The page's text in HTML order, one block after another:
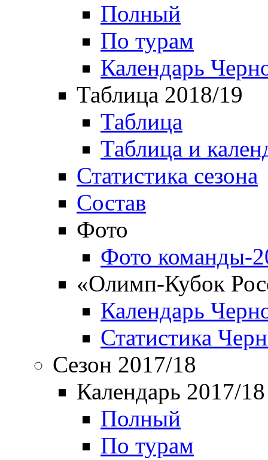
Полный
По турам
Календарь
Таблица 2018/19
Таблица
Таблица и
Статистика сезона
Состав
Фото
Фото команды-
«Олимп-Кубок
Календарь
Статистика
Сезон 2017/18
Календарь 2017/18
Полный
По турам